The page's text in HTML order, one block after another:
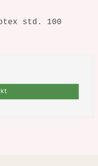
std. 100